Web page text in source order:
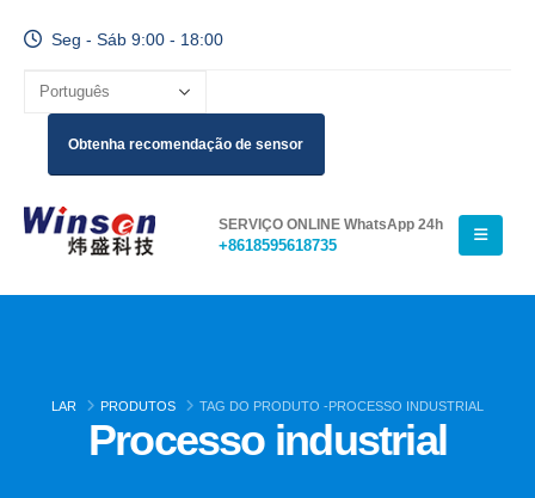
Seg - Sáb 9:00 - 18:00
Obtenha recomendação de sensor
SERVIÇO ONLINE WhatsApp 24h
+8618595618735
LAR PRODUTOS TAG DO PRODUTO -PROCESSO INDUSTRIAL
Processo industrial